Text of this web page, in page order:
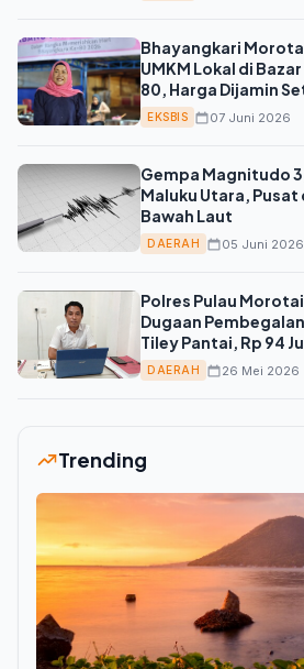
Bhayangkari
UMKM Lokal di
80, Harga Dijamin
EKSBIS 07 Juni 2026
Gempa Magnitudo
Maluku Utara,
Bawah Laut
DAERAH 05 Juni 2026
Polres Pulau
Dugaan
Tiley Pantai, Rp 94
DAERAH 26 Mei 2026
Trending